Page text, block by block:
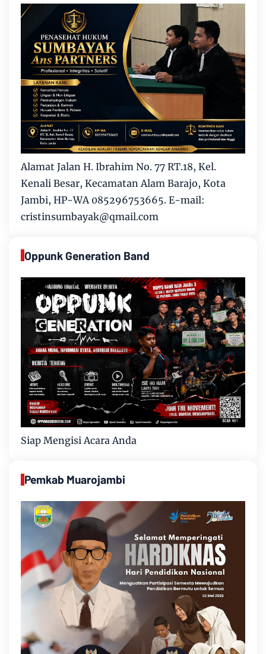
Alamat Jalan H. Ibrahim No. 77 RT.18, Kel.
Kenali Besar, Kecamatan Alam Barajo, Kota
Jambi, HP-WA 085296753665. E-mail:
cristinsumbayak@qmail.com
Oppunk Generation Band
Siap Mengisi Acara Anda
Pemkab Muarojambi